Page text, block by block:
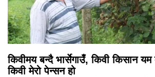
किवीमय बन्दै भार्सेगाउँ, किवी किसान
किवी मेरो पेन्सन हो